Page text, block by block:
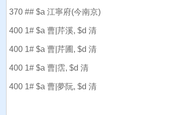
370 ## $a 江寧府(今南京)
400 1# $a 曹|芹溪, $d 清
400 1# $a 曹|芹圃, $d 清
400 1# $a 曹|霑, $d 清
400 1# $a 曹|夢阮, $d 清